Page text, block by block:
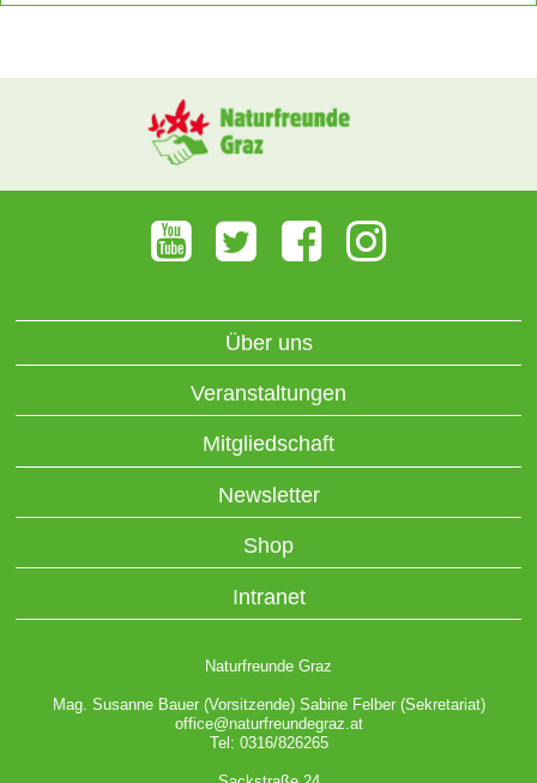
Über uns
Veranstaltungen
Mitgliedschaft
Newsletter
Shop
Intranet
Naturfreunde Graz
Mag. Susanne Bauer (Vorsitzende) Sabine Felber (Sekretariat)
office@naturfreundegraz.at
Tel: 0316/826265